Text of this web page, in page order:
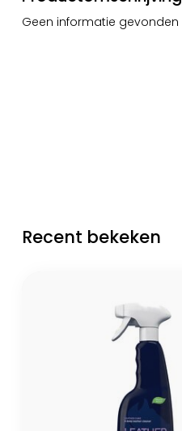
Geen informatie gevonden
Recent bekeken